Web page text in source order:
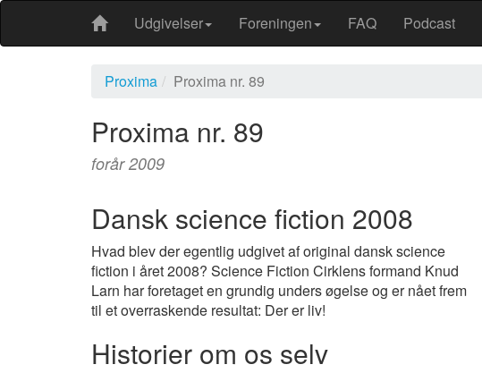
Udgivelser Foreningen FAQ Podcast
Proxima Proxima nr. 89
Proxima nr. 89
forår 2009
Dansk science fiction 2008
Hvad blev der egentlig udgivet af original dansk science
fiction i året 2008? Science Fiction Cirklens formand Knud
Larn har foretaget en grundig unders øgelse og er nået frem
til et overraskende resultat: Der er liv!
Historier om os selv